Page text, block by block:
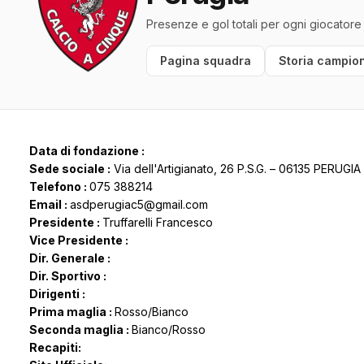
Presenze e gol totali per ogni giocatore
Pagina squadra Storia
Data di fondazione :
Sede sociale : Via dell'Artigianato, 26 P.S.G. – 06135 PERUGIA
Telefono : 075 388214
Email : asdperugiac5@gmail.com
Presidente : Truffarelli Francesco
Vice Presidente :
Dir. Generale :
Dir. Sportivo :
Dirigenti :
Prima maglia : Rosso/Bianco
Seconda maglia : Bianco/Rosso
Recapiti: